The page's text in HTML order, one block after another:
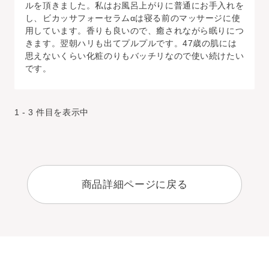
ルを頂きました。私はお風呂上がりに普通にお手入れを
し、ビカッサフォーセラムαは寝る前のマッサージに使
用しています。香りも良いので、癒されながら眠りにつ
きます。翌朝ハリも出てプルプルです。47歳の肌には
思えないくらい化粧のりもバッチリなので使い続けたい
です。
1 - 3 件目を表示中
商品詳細ページに戻る